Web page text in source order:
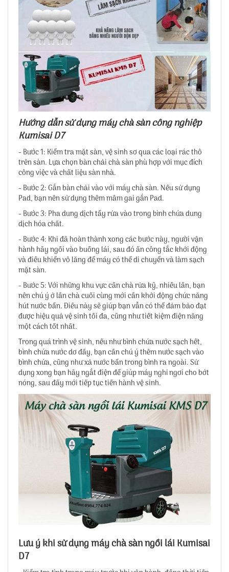
Hướng dẫn sử dụng máy chà sàn công nghiệp
Kumisai D7
- Bước 1: Kiểm tra mặt sàn, vệ sinh sơ qua các loại rác thô
trên sàn. Lựa chọn bàn chải chà sàn phù hợp với mục đích
công việc và chất liệu sàn nhà.
- Bước 2: Gắn bàn chải vào với máy chà sàn. Nếu sử dụng
Pad, bạn nên sử dụng thêm mâm gai gắn Pad.
- Bước 3: Pha dung dịch tẩy rửa vào trong bình chứa dung
dịch hóa chất.
- Bước 4: Khi đã hoàn thành xong các bước này, người vận
hành hãy ngồi vào buồng lái, sau đó ấn công tắc khởi động
và điều khiển vô lăng để máy có thể di chuyển và làm sạch
mặt sàn.
- Bước 5: Với những khu vực cần chà rửa kỹ, nhiều lần, bạn
nên chú ý ở lần chà cuối cùng mới cần khởi động chức năng
hút nước bẩn. Điều này sẽ giúp bạn vẫn có thể đảm bảo đạt
được hiệu quả vệ sinh tối đa, cũng như tiết kiệm điện năng
một cách tốt nhất.
Trong quá trình vệ sinh, nếu như bình chứa nước sạch hết,
bình chứa nước dơ đầy, bạn cần chú ý thêm nước sạch vào
bình chứa, cũng như xả nước bẩn trong bình ra ngoài. Sử
dụng xong bạn hãy ngắt điện để giúp máy nghỉ ngơi cho bớt
nóng, sau đấy mới tiếp tục tiến hành vệ sinh.
Lưu ý khi sử dụng máy chà sàn ngồi lái Kumisai
D7